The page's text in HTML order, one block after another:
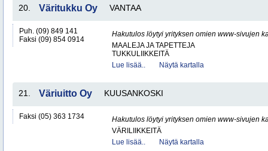
20. Väritukku Oy VANTAA
Puh. (09) 849 141
Faksi (09) 854 0914
Hakutulos löytyi yrityksen omien www-sivujen
MAALEJA JA TAPETTEJA
TUKKULIIKKEITÄ
Lue lisää..
Näytä kartalla
21. Väriuitto Oy KUUSANKOSKI
Faksi (05) 363 1734
Hakutulos löytyi yrityksen omien www-sivujen
VÄRILIIKKEITÄ
Lue lisää..
Näytä kartalla